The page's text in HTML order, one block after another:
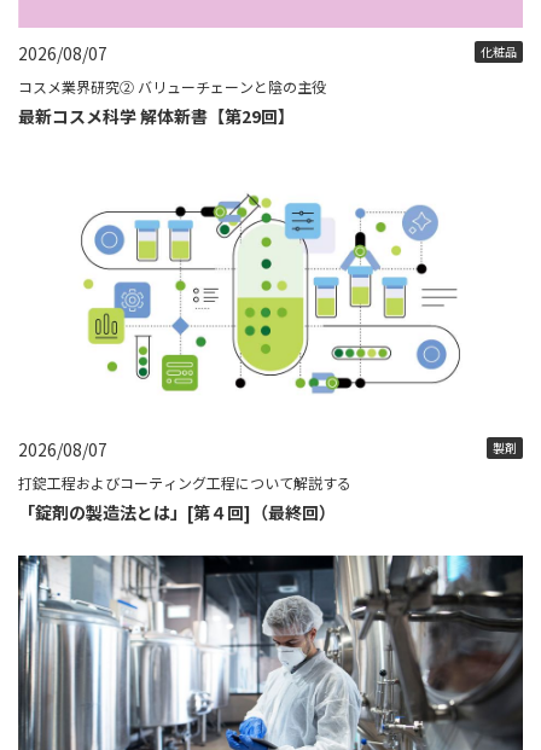
2026/08/07 化粧品
コスメ業界研究② バリューチェーンと陰の主役
最新コスメ科学 解体新書【第29回】
2026/08/07 製剤
打錠工程およびコーティング工程について解説する
「錠剤の製造法とは」[第４回]（最終回）